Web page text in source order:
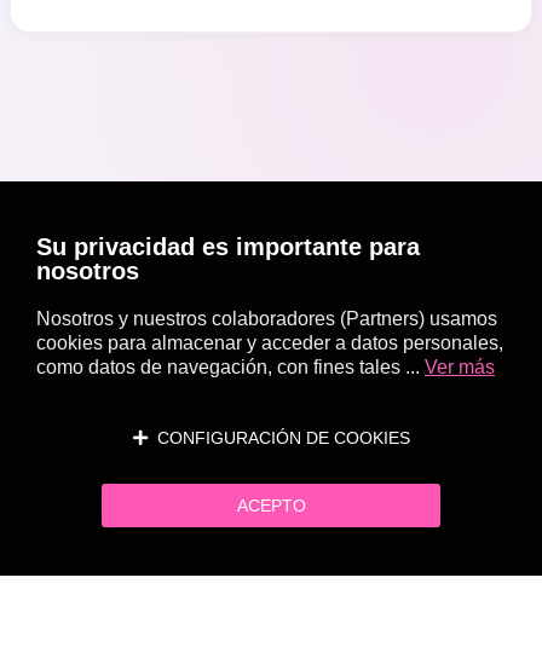
Su privacidad es importante para
nosotros
Nosotros y nuestros colaboradores (Partners) usamos
cookies para almacenar y acceder a datos personales,
como datos de navegación, con fines tales ... Ver más
CONFIGURACIÓN DE COOKIES
ACEPTO